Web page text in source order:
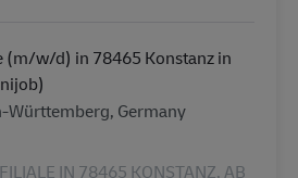
(m/w/d) in 78465 Konstanz in
Württemberg, Germany
IN 78465 KONSTANZ, AB